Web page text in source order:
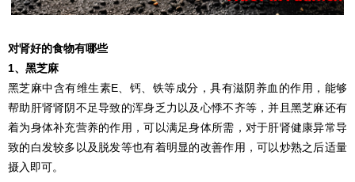
对肾好的食物有哪些
1、黑芝麻
黑芝麻中含有维生素E、钙、铁等成分，具有滋阴养血的作用，能够
帮助肝肾肾阴不足导致的浑身乏力以及心悸不齐等，并且黑芝麻还有
着为身体补充营养的作用，可以满足身体所需，对于肝肾健康异常导
致的白发较多以及脱发等也有着明显的改善作用，可以炒熟之后适量
摄入即可。